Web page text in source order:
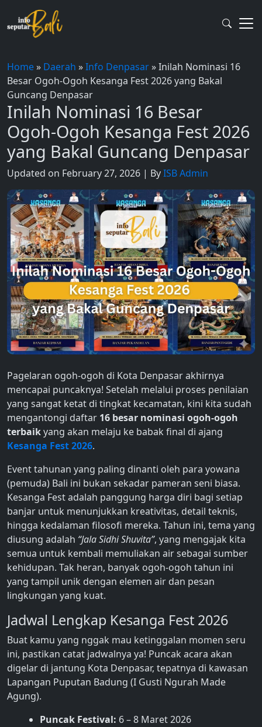
content
Home» Daerah »Info Denpasar»Inilah Nominasi 16
Besar Ogoh-Ogoh Kesanga Fest 2026 yang Bakal
Guncang Denpasar
Inilah Nominasi 16 Besar
Ogoh-Ogoh Kesanga Fest 2026
yang Bakal Guncang Denpasar
Updated on February 27, 2026 | ByISB Admin
Pagelaran ogoh-ogoh di Kota Denpasar akhirnya
mencapai puncaknya! Setelah melalui proses penilaian
yang sangat ketat di tingkat kecamatan, kini kita sudah
mengantongi daftar 16 besar nominasi ogoh-ogoh
terbaikyang akan melaju ke babak final di ajang
Kesanga Fest 2026.
Event tahunan yang paling dinanti oleh para yowana
(pemuda) Bali ini bukan sekadar pameran seni biasa.
Kesanga Fest adalah panggung harga diri bagi setiap
banjar untuk menunjukkan kreativitas, detail teknis,
hingga kedalaman filosofi mereka. Tahun ini, tema yang
diusung adalah “Jala Sidhi Shuvita”, yang mengajak kita
semua untuk kembali memuliakan air sebagai sumber
kehidupan. Tak heran, banyak ogoh-ogoh tahun ini
yang tampil unik dengan elemen air dan pesan
lingkungan yang kuat.
Jadwal Lengkap Kesanga Fest 2026
Buat kamu yang nggak mau ketinggalan momen seru
ini, pastikan catat jadwalnya ya! Puncak acara akan
digelar di jantung Kota Denpasar, tepatnya di kawasan
Lapangan Puputan Badung (I Gusti Ngurah Made
Agung).
Puncak Festival: 6 – 8 Maret 2026